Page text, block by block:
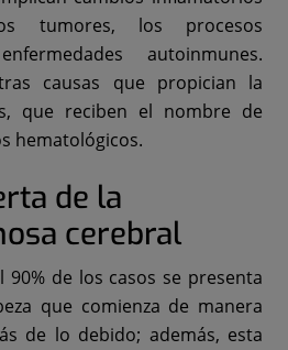
tumores, los procesos
autoinmunes.
causas que propician la
que reciben el nombre de
hematológicos.
de la
cerebral
90% de los casos se presenta
que comienza de manera
de lo debido; además, esta